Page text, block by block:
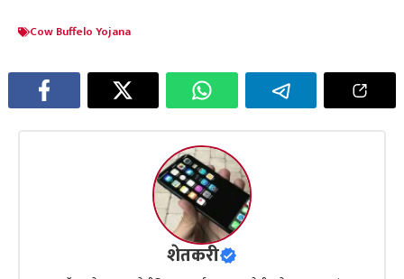
Cow Buffelo Yojana
शेतकरी